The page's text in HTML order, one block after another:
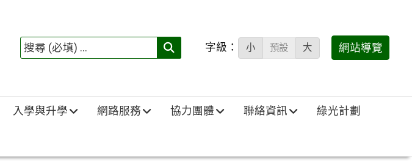
搜
填)：
字級： 小 預設 大 網站導覽
入學與升學 網路服務 協力團體 聯絡資訊 綠光計劃